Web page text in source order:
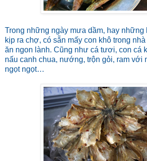
Trong những ngày mưa dầm, hay những
kịp ra chợ, có sẵn mấy con khô trong
ăn ngon lành. Cũng như cá tươi, con cá
nấu canh chua, nướng, trộn gỏi, ram với
ngọt ngọt…